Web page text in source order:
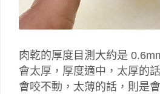
肉乾的厚度目測大約是
會太厚，厚度適中，太厚的
會咬不動，太薄的話，則是